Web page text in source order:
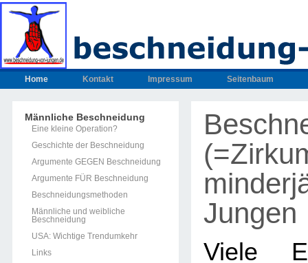
Home Kontakt Impressum Seitenbaum
Männliche Beschneidung
Eine kleine Operation?
Geschichte der Beschneidung
Argumente GEGEN Beschneidung
Argumente FÜR Beschneidung
Beschneidungsmethoden
Männliche und weibliche
Beschneidung
USA: Wichtige Trendumkehr
Links
Jungen
Viele